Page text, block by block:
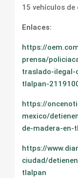
15 vehículos de
Enlaces:
https://
prensa/
traslado-ilegal-
tlalpan-
https://
mexico/
de-madera-
https://
ciudad/
tlalpan